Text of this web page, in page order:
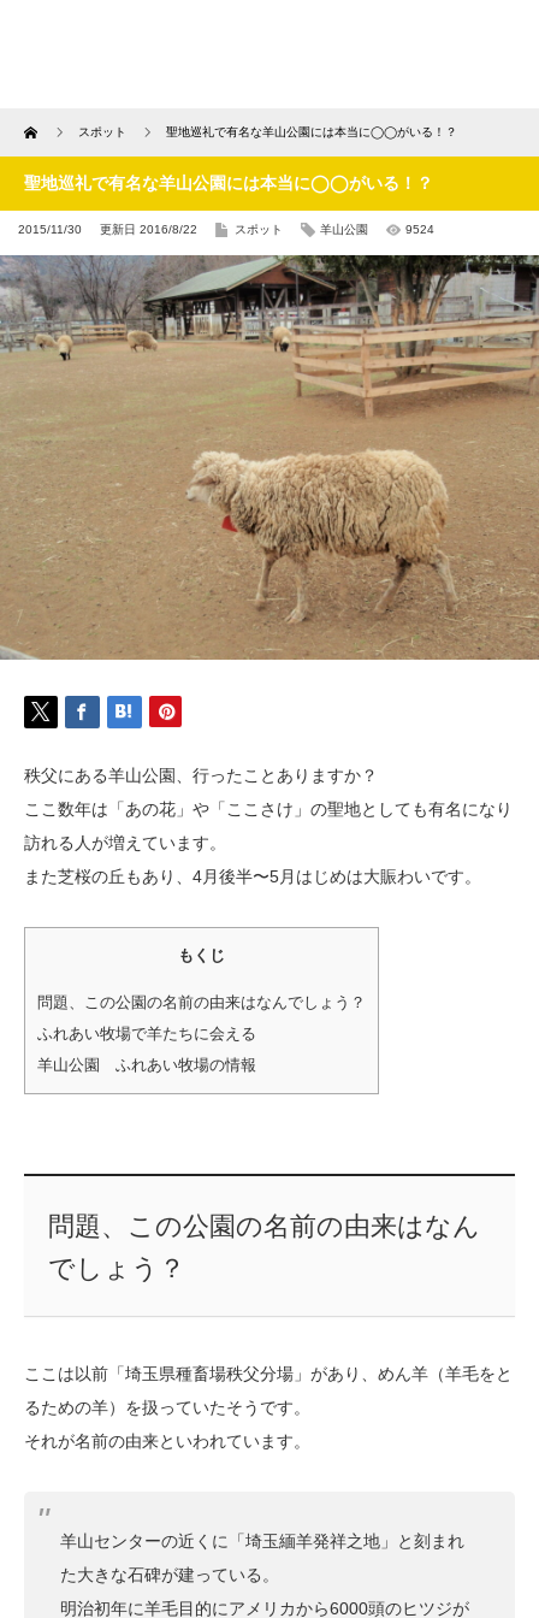
Home スポット 聖地巡礼で有名な羊山公園には本当に◯◯がいる！？
聖地巡礼で有名な羊山公園には本当に◯◯がいる！？
2015/11/30 更新日 2016/8/22 スポット 羊山公園 9524
秩父にある羊山公園、行ったことありますか？
ここ数年は「あの花」や「ここさけ」の聖地としても有名になり
訪れる人が増えています。
また芝桜の丘もあり、4月後半〜5月はじめは大賑わいです。
もくじ
問題、この公園の名前の由来はなんでしょう？
ふれあい牧場で羊たちに会える
羊山公園 ふれあい牧場の情報
問題、この公園の名前の由来はなん
でしょう？
ここは以前「埼玉県種畜場秩父分場」があり、めん羊（羊毛をと
るための羊）を扱っていたそうです。
それが名前の由来といわれています。
羊山センターの近くに「埼玉緬羊発祥之地」と刻まれ
た大きな石碑が建っている。
明治初年に羊毛目的にアメリカから6000頭のヒツジが